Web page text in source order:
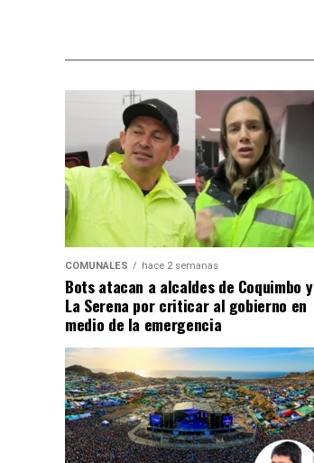
COMUNALES hace 2 semanas
Bots atacan a alcaldes de Coquimbo y
La Serena por criticar al gobierno en
medio de la emergencia